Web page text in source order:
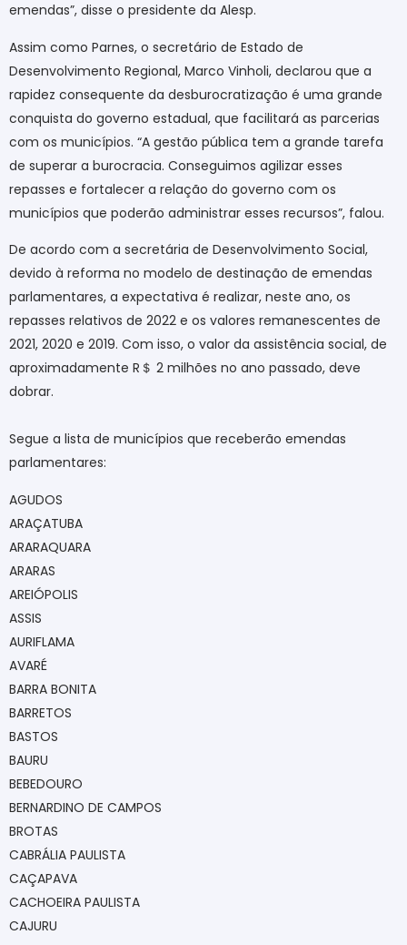
emendas”, disse o presidente da Alesp.
Assim como Parnes, o secretário de Estado de
Desenvolvimento Regional, Marco Vinholi, declarou que a
rapidez consequente da desburocratização é uma grande
conquista do governo estadual, que facilitará as parcerias
com os municípios. “A gestão pública tem a grande tarefa
de superar a burocracia. Conseguimos agilizar esses
repasses e fortalecer a relação do governo com os
municípios que poderão administrar esses recursos”, falou.
De acordo com a secretária de Desenvolvimento Social,
devido à reforma no modelo de destinação de emendas
parlamentares, a expectativa é realizar, neste ano, os
repasses relativos de 2022 e os valores remanescentes de
2021, 2020 e 2019. Com isso, o valor da assistência social, de
aproximadamente R ＄ 2 milhões no ano passado, deve
dobrar.
Segue a lista de municípios que receberão emendas
parlamentares:
AGUDOS
ARAÇATUBA
ARARAQUARA
ARARAS
AREIÓPOLIS
ASSIS
AURIFLAMA
AVARÉ
BARRA BONITA
BARRETOS
BASTOS
BAURU
BEBEDOURO
BERNARDINO DE CAMPOS
BROTAS
CABRÁLIA PAULISTA
CAÇAPAVA
CACHOEIRA PAULISTA
CAJURU